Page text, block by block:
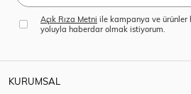
Açık Rıza Metni ile kampanya ve ürünler
yoluyla haberdar olmak istiyorum.
KURUMSAL